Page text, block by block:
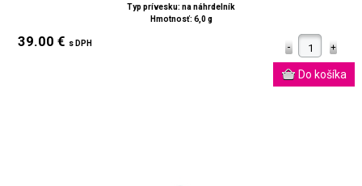
Typ prívesku: na náhrdelník
Hmotnosť: 6,0 g
39.00 € s DPH